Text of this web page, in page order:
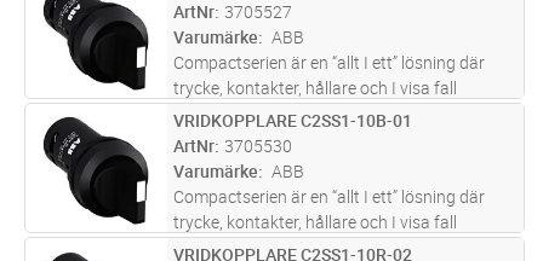
Compactserein finns i en mängd olika
produkttyper såsom: tryckknappar, si
mer
ArtNr 3705527
Varumärke
ABB
Compactserien är en “allt I ett” lösning där
trycke, kontakter, hållare och I visa fall
ljuskälla är inkluderade I en enhet.
Compactserein finns i en mängd olika
produkttyper såsom: tryckknappar, si
mer
ST Lägg i kundvagn
VRIDKOPPLARE C2SS1-10B-01
ArtNr 3705530
Varumärke
ABB
Compactserien är en “allt I ett” lösning där
trycke, kontakter, hållare och I visa fall
ljuskälla är inkluderade I en enhet.
VRIDKOPPLARE C2SS1-10R-02